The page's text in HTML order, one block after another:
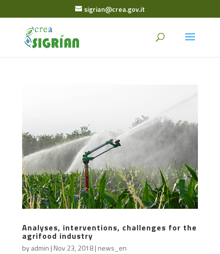
sigrian@crea.gov.it
Analyses, interventions, challenges for the
agrifood industry
byadmin | Nov 23, 2018| news_en